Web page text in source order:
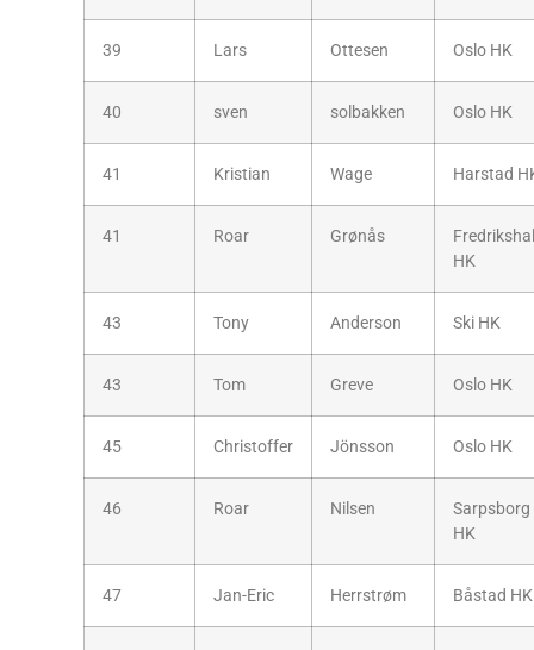
39 Lars Ottesen Oslo HK
40 sven solbakken Oslo HK
41 Kristian Wage Harstad
41 Roar Grønås
HK
43 Tony Anderson Ski HK
43 Tom Greve Oslo HK
45 Christoffer Jönsson Oslo HK
46 Roar Nilsen
Sarpsborg
HK
47 Jan-Eric Herrstrøm Båstad HK